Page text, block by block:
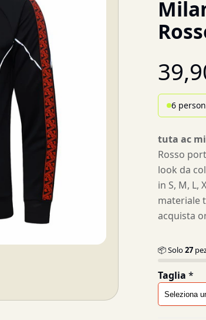
6
tuta ac
Rosso
look da
in S, M, L,
materiale
acquista
📦 Solo27
Taglia *